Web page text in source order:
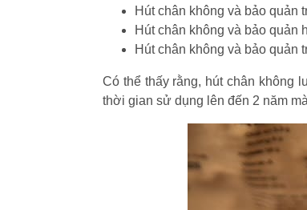
Hút chân không và bảo quản
Hút chân không và bảo quản
Hút chân không và bảo quản
Có thể thấy rằng, hút chân không
thời gian sử dụng lên đến 2 năm